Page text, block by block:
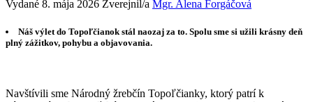
Vydané 8. mája 2026 Zverejnil/a Mgr. Alena Forgáčová
Náš výlet do Topoľčianok stál naozaj za to. Spolu sme si užili krásny deň
plný zážitkov, pohybu a objavovania.
Navštívili sme Národný žrebčín Topoľčianky, ktorý patrí k